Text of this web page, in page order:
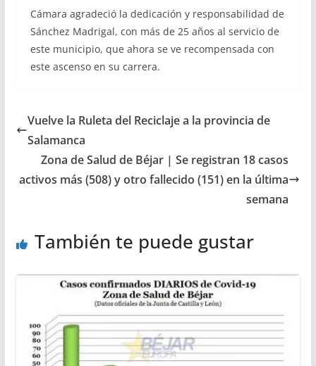
Cámara agradeció la dedicación y responsabilidad de
Sánchez Madrigal, con más de 25 años al servicio de
este municipio, que ahora se ve recompensada con
este ascenso en su carrera.
Vuelve la Ruleta del Reciclaje a la provincia de
Salamanca
Zona de Salud de Béjar | Se registran 18 casos
activos más (508) y otro fallecido (151) en la última
semana
También te puede gustar